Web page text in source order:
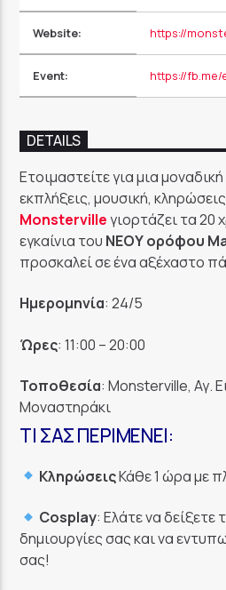
Website: https://
Event: https://fb.me/
DETAILS
Ετοιμαστείτε για μια
εκπλήξεις, μουσική,
Monstervilleγιορτάζει τα 20
εγκαίνια του ΝΕΟΥ ορόφου
προσκαλεί σε ένα αξέχαστο
Ημερομηνία: 24/5
Ώρες: 11:00 – 20:00
Τοποθεσία: Monsterville, Αγ.
Μοναστηράκι
ΤΙ ΣΑΣ ΠΕΡΙΜΈΝΕΙ:
ΚληρώσειςΚάθε 1 ώρα με
Cosplay: Ελάτε να δείξετε
δημιουργίες σας και να
σας!